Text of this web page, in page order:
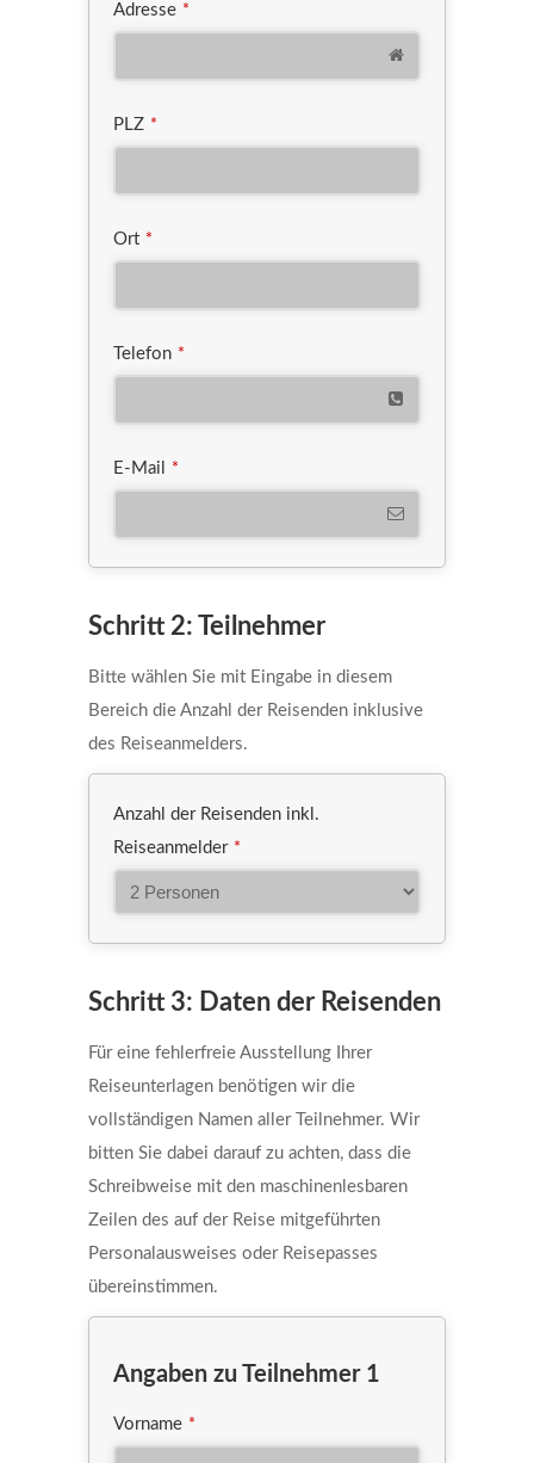
Adresse *
PLZ *
Ort *
Telefon *
E-Mail *
Schritt 2: Teilnehmer
Bitte wählen Sie mit Eingabe in diesem
Bereich die Anzahl der Reisenden inklusive
des Reiseanmelders.
Anzahl der Reisenden inkl.
Reiseanmelder *
Schritt 3: Daten der Reisenden
Für eine fehlerfreie Ausstellung Ihrer
Reiseunterlagen benötigen wir die
vollständigen Namen aller Teilnehmer. Wir
bitten Sie dabei darauf zu achten, dass die
Schreibweise mit den maschinenlesbaren
Zeilen des auf der Reise mitgeführten
Personalausweises oder Reisepasses
übereinstimmen.
Angaben zu Teilnehmer 1
Vorname *